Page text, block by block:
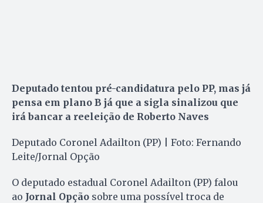
Deputado tentou pré-candidatura pelo PP, mas já
pensa em plano B já que a sigla sinalizou que
irá bancar a reeleição de Roberto Naves
Deputado Coronel Adailton (PP) | Foto: Fernando
Leite/Jornal Opção
O deputado estadual Coronel Adailton (PP) falou
ao Jornal Opção sobre uma possível troca de